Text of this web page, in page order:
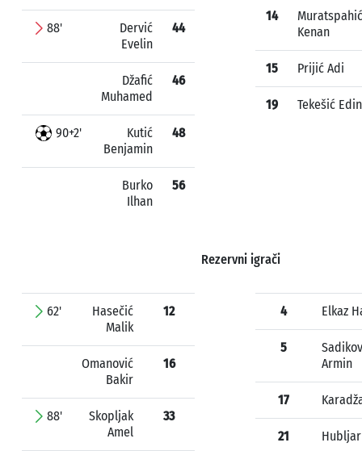
88'
Dervić
Evelin
44
Džafić
Muhamed
46
90+2'
Kutić
Benjamin
48
Burko
Ilhan
56
14
Muratspahić
Kenan
15 Prijić Adi
19 Tekešić Edin
Rezervni igrači
62'
Hasečić
Malik
12
Omanović
Bakir
16
88'
Skopljak
Amel
33
4 Elkaz
5
Armin
17
21